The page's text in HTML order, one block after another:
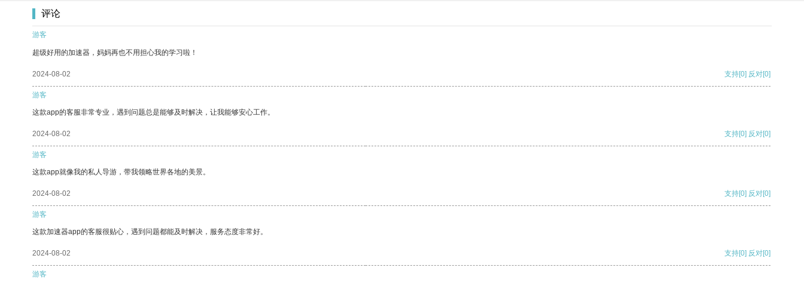
评论
游客
超级好用的加速器，妈妈再也不用担心我的学习啦！
2024-08-02 支持[0] 反对[0]
游客
这款app的客服非常专业，遇到问题总是能够及时解决，让我能够安心工作。
2024-08-02 支持[0] 反对[0]
游客
这款app就像我的私人导游，带我领略世界各地的美景。
2024-08-02 支持[0] 反对[0]
游客
这款加速器app的客服很贴心，遇到问题都能及时解决，服务态度非常好。
2024-08-02 支持[0] 反对[0]
游客